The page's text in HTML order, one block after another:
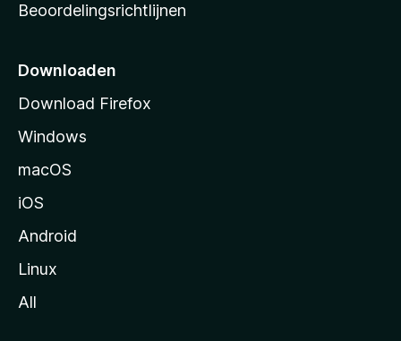
r
p
g
i
Beoordelingsrichtlijnen
Downloaden
Download Firefox
Windows
macOS
iOS
Android
Linux
All